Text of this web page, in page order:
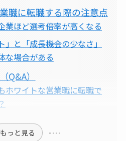
職に転職する際の注意点
業ほど選考倍率が高くなる
」と「成長機会の少なさ」
な場合がある
Q&A）
ホワイトな営業職に転職で
もっと見る